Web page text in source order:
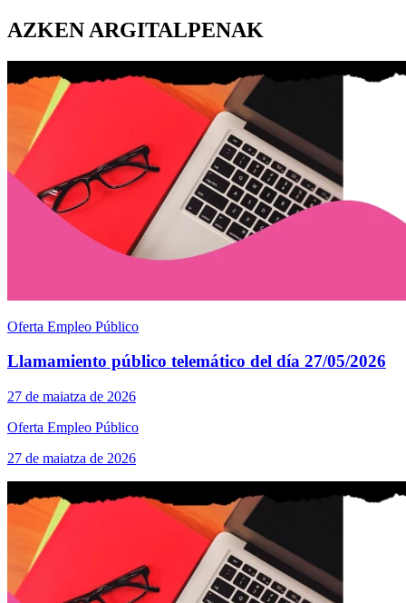
AZKEN ARGITALPENAK
Oferta Empleo Público
Llamamiento público telemático del día 27/05/2026
27 de maiatza de 2026
Oferta Empleo Público
27 de maiatza de 2026